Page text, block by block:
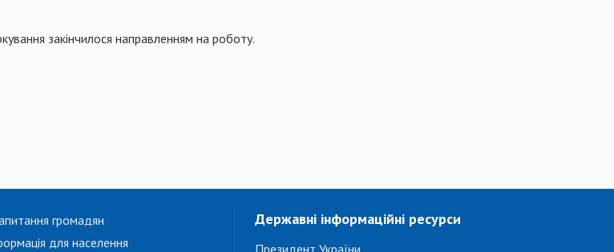
закінчилося направленням на роботу.
громадян
для населення
Державні інформаційні ресурси